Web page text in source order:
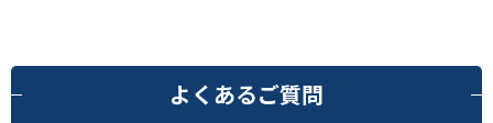
よくあるご質問